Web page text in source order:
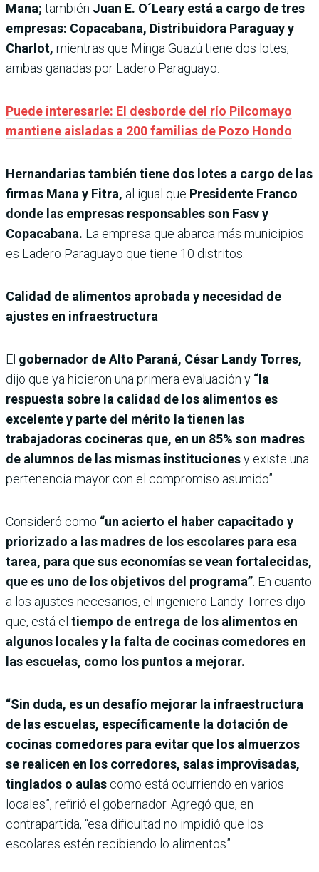
Mana; también Juan E. O´Leary está a cargo de tres
empresas: Copacabana, Distribuidora Paraguay y
Charlot, mientras que Minga Guazú tiene dos lotes,
ambas ganadas por Ladero Paraguayo.
Puede interesarle: El desborde del río Pilcomayo
mantiene aisladas a 200 familias de Pozo Hondo
Hernandarias también tiene dos lotes a cargo de las
firmas Mana y Fitra, al igual que Presidente Franco
donde las empresas responsables son Fasv y
Copacabana. La empresa que abarca más municipios
es Ladero Paraguayo que tiene 10 distritos.
Calidad de alimentos aprobada y necesidad de
ajustes en infraestructura
El gobernador de Alto Paraná, César Landy Torres,
dijo que ya hicieron una primera evaluación y “la
respuesta sobre la calidad de los alimentos es
excelente y parte del mérito la tienen las
trabajadoras cocineras que, en un 85% son madres
de alumnos de las mismas institucionesy existe una
pertenencia mayor con el compromiso asumido”.
Consideró como “un acierto el haber capacitado y
priorizado a las madres de los escolares para esa
tarea, para que sus economías se vean fortalecidas,
que es uno de los objetivos del programa”. En cuanto
a los ajustes necesarios, el ingeniero Landy Torres dijo
que, está el tiempo de entrega de los alimentos en
algunos locales y la falta de cocinas comedores en
las escuelas, como los puntos a mejorar.
“Sin duda, es un desafío mejorar la infraestructura
de las escuelas, específicamente la dotación de
cocinas comedores para evitar que los almuerzos
se realicen en los corredores, salas improvisadas,
tinglados o aulas como está ocurriendo en varios
locales”, refirió el gobernador. Agregó que, en
contrapartida, “esa dificultad no impidió que los
escolares estén recibiendo lo alimentos”.